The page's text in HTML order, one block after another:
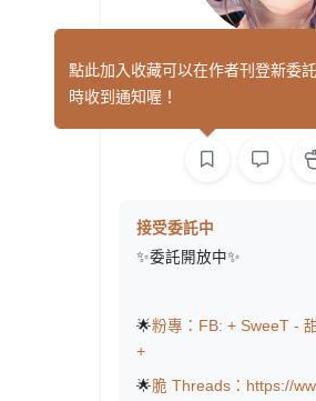
kanariya
接受委託中
✨委託開放中✨
🌟粉專：FB: + SweeT -
+
🌟脆 Threads：https://
點此加入收藏可以在作者刊登新委託
時收到通知喔！